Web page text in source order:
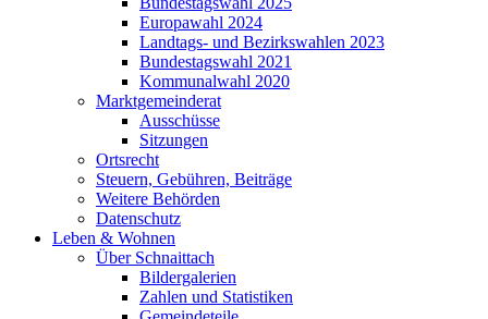
Europawahl 2024
Landtags- und Bezirkswahlen 2023
Bundestagswahl 2021
Kommunalwahl 2020
Marktgemeinderat
Ausschüsse
Sitzungen
Ortsrecht
Steuern, Gebühren, Beiträge
Weitere Behörden
Datenschutz
Leben & Wohnen
Über Schnaittach
Bildergalerien
Zahlen und Statistiken